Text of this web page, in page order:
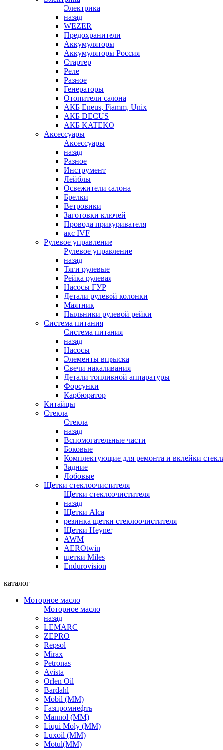
Электрика
назад
WEZER
Предохранители
Аккумуляторы
Аккумуляторы Россия
Стартер
Реле
Разное
Генераторы
Отопители салона
АКБ Eneus, Fiamm, Unix
АКБ DECUS
АКБ KATEKO
Аксессуары
Аксессуары
назад
Разное
Инструмент
Лейблы
Освежители салона
Брелки
Ветровики
Заготовки ключей
Провода прикуривателя
акс IVF
Рулевое управление
Рулевое управление
назад
Тяги рулевые
Рейка рулевая
Насосы ГУР
Детали рулевой колонки
Маятник
Пыльники рулевой рейки
Система питания
Система питания
назад
Насосы
Элементы впрыска
Свечи накаливания
Детали топливной аппаратуры
Форсунки
Карбюратор
Китайцы
Стекла
Стекла
назад
Вспомогательные части
Боковые
Комплектующие для ремонта и вклейки
Задние
Лобовые
Щетки стеклоочистителя
Щетки стеклоочистителя
назад
Щетки Alca
резинка щетки стеклоочистителя
Щетки Heyner
AWM
AEROtwin
щетки Miles
Endurovision
каталог
Моторное масло
Моторное масло
назад
LEMARC
ZEPRO
Repsol
Mirax
Petronas
Avista
Orlen Oil
Bardahl
Mobil (ММ)
Газпромнефть
Mannol (ММ)
Liqui Moly (ММ)
Luxoil (ММ)
Motul(ММ)